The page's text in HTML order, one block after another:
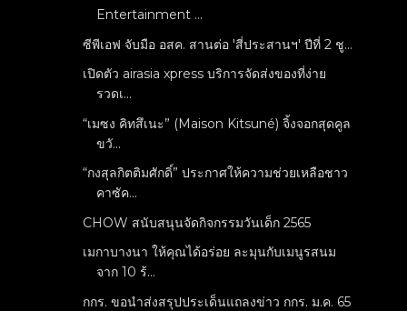
Entertainment ...
ซีพีเอฟ จับมือ อสค. สานต่อ 'สี่ประสานฯ' ปีที่ 2 ชู...
เปิดตัว airasia xpress บริการจัดส่งของที่ง่าย
รวดเ...
“เมซง คิทสึเนะ” (Maison Kitsuné) จิ้งจอกสุดคูล
ขวั...
“กงสุลกิตติมศักดิ์” ประกาศให้ความช่วยเหลือชาว
คาซัค...
CHOW สนับสนุนจัดกิจกรรมวันเด็ก 2565
เมกาบางนา ให้คุณได้อร่อย ละมุนกับเมนูรสนม
จาก 10 ร้...
กกร. ขอนำส่งสรุปประเด็นแถลงข่าว กกร. ม.ค. 65